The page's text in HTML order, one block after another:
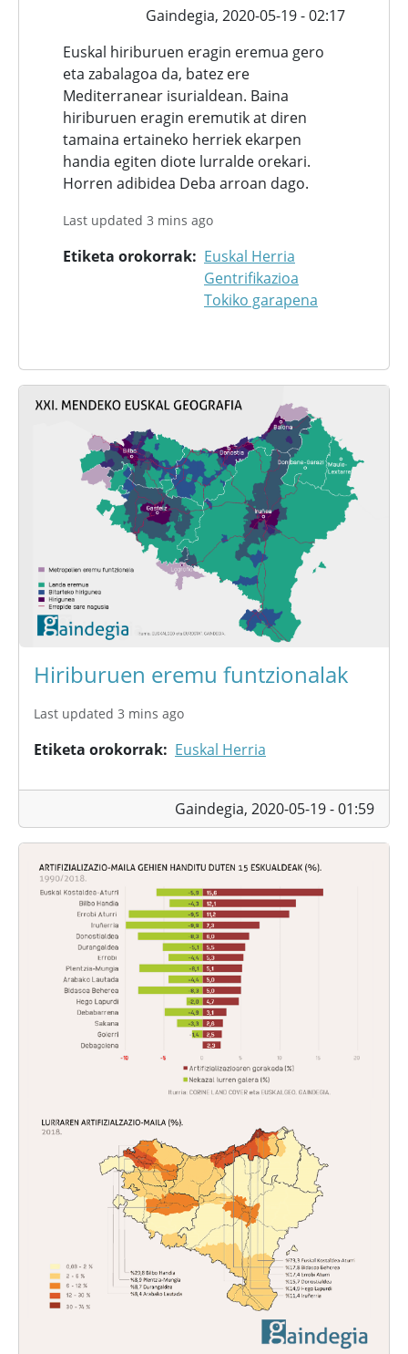
Gaindegia, 2020-05-19 - 02:17
Euskal hiriburuen eragin eremua gero
eta zabalagoa da, batez ere
Mediterranear isurialdean. Baina
hiriburuen eragin eremutik at diren
tamaina ertaineko herriek ekarpen
handia egiten diote lurralde orekari.
Horren adibidea Deba arroan dago.
Last updated 3 mins ago
Etiketa orokorrak
Euskal Herria
Gentrifikazioa
Tokiko garapena
Hiriburuen eremu funtzionalak
Last updated 3 mins ago
Etiketa orokorrak Euskal Herria
Gaindegia, 2020-05-19 - 01:59